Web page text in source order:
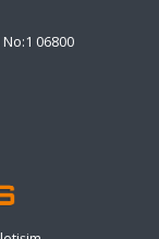
06800